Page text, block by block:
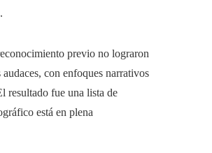
previo no lograron
con enfoques narrativos
resultado fue una lista de
está en plena